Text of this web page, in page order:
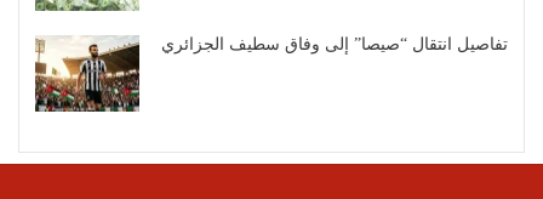
تفاصيل انتقال “صيصا” إلى وفاق سطيف الجزائري